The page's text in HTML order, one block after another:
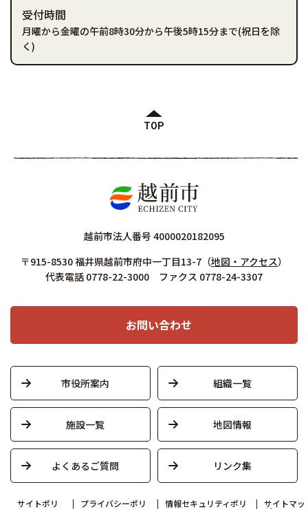
受付時間
月曜から金曜の午前8時30分から午後5時15分まで(祝日を除
く)
TOP
越前市法人番号 4000020182095
〒915-8530 福井県越前市府中一丁目13-7 （地図・アクセス）
代表電話 0778-22-3000 ファクス 0778-24-3307
お問い合わせ
市役所案内 組織一覧
施設一覧 地図情報
よくあるご質問 リンク集
サイトポリ プライバシーポリ 情報セキュリティポリ サイトマッ